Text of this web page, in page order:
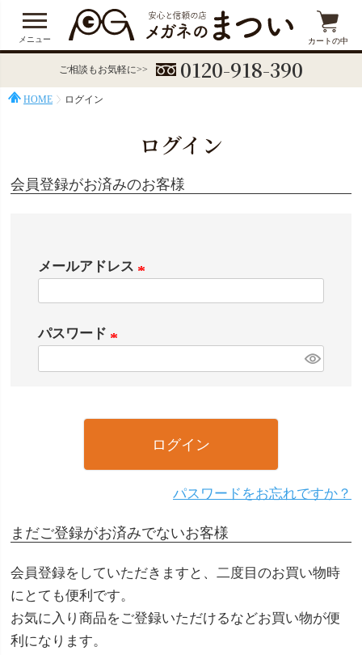
メニュー カートの中
ご相談もお気軽に>> 0120-918-390
HOME ログイン
ログイン
会員登録がお済みのお客様
メールアドレス
パスワード
ログイン
パスワードをお忘れですか？
まだご登録がお済みでないお客様
会員登録をしていただきますと、二度目のお買い物時
にとても便利です。
お気に入り商品をご登録いただけるなどお買い物が便
利になります。